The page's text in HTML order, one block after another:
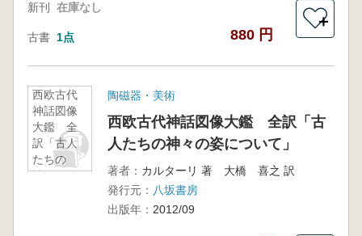
新刊 在庫なし
古書 1点 880 円
＋
西欧古代
神話図像
大鑑 全
訳「古人
たちの
神々の姿
陶磁器・美術
西欧古代神話図像大鑑 全訳「古
人たちの神々の姿について」
著者： カルターリ 著 大橋 喜之 訳
発行元： 八坂書房
出版年： 2012/09